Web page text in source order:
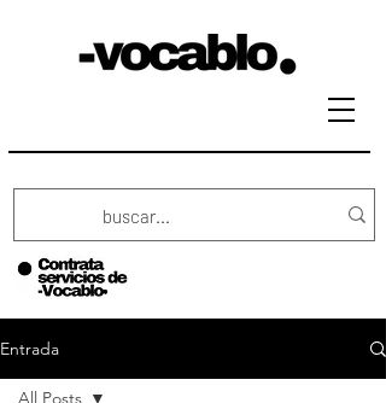
Entrada
All Posts